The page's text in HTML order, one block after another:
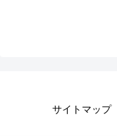
サイトマップ